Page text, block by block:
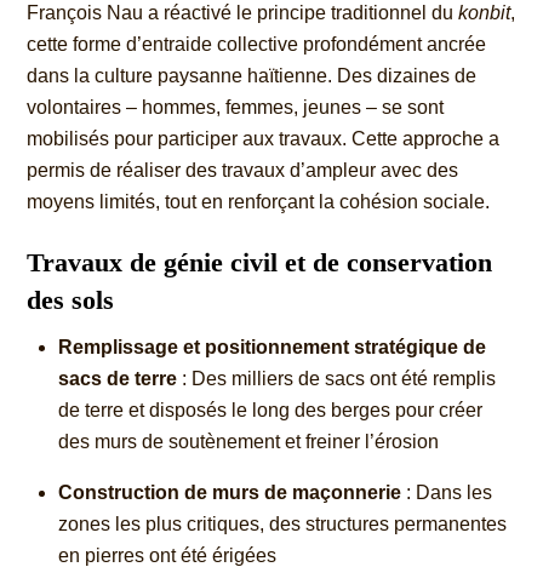
François Nau a réactivé le principe traditionnel dukonbit,
cette forme d’entraide collective profondément ancrée
dans la culture paysanne haïtienne. Des dizaines de
volontaires – hommes, femmes, jeunes – se sont
mobilisés pour participer aux travaux. Cette approche a
permis de réaliser des travaux d’ampleur avec des
moyens limités, tout en renforçant la cohésion sociale.
Travaux de génie civil et de conservation
des sols
Remplissage et positionnement stratégique de
sacs de terre : Des milliers de sacs ont été remplis
de terre et disposés le long des berges pour créer
des murs de soutènement et freiner l’érosion
Construction de murs de maçonnerie : Dans les
zones les plus critiques, des structures permanentes
en pierres ont été érigées